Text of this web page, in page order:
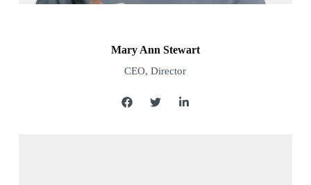
Mary Ann Stewart
CEO, Director